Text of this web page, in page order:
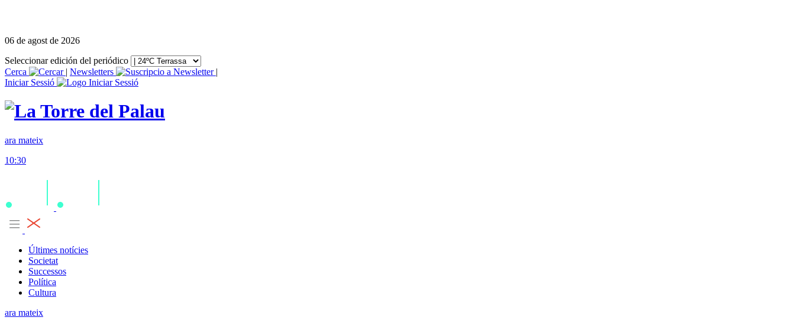
06 de agost de 2026
Seleccionar edición del periódico
Cerca
| Newsletters
|
Iniciar Sessió
ara mateix
10:30
Últimes notícies
Societat
Successos
Política
Cultura
ara mateix